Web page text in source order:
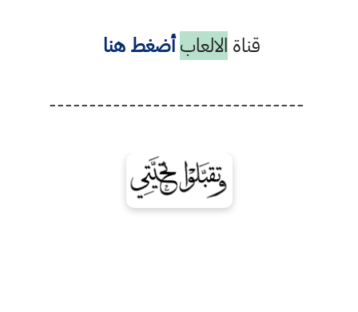
قناة الالعاب أضغط هنا
--------------------------------